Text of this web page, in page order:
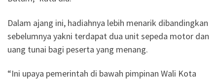
Dalam ajang ini, hadiahnya lebih menarik dibandingkan
sebelumnya yakni terdapat dua unit sepeda motor dan
uang tunai bagi peserta yang menang.
“Ini upaya pemerintah di bawah pimpinan Wali Kota